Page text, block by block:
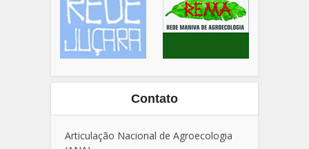
Contato
Articulação Nacional de Agroecologia